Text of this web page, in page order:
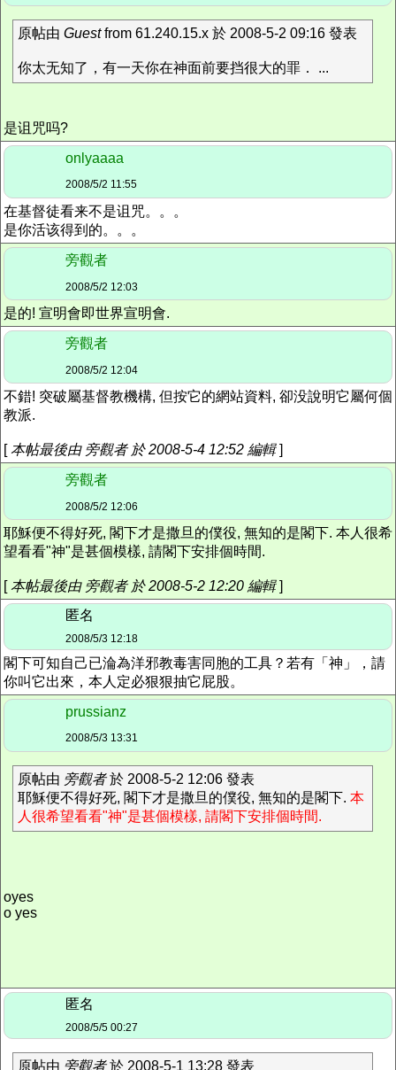
原帖由 Guestfrom 61.240.15.x 於 2008-5-2 09:16 發表
你太无知了，有一天你在神面前要挡很大的罪． ...
是诅咒吗?
onlyaaaa
2008/5/2 11:55
在基督徒看来不是诅咒。。。
是你活该得到的。。。
旁觀者
2008/5/2 12:03
是的! 宣明會即世界宣明會.
旁觀者
2008/5/2 12:04
不錯! 突破屬基督教機構, 但按它的網站資料, 卻没說明它屬何個
教派.
[本帖最後由 旁觀者 於 2008-5-4 12:52 編輯]
旁觀者
2008/5/2 12:06
耶穌便不得好死, 閣下才是撒旦的僕役, 無知的是閣下. 本人很希
望看看"神"是甚個模樣, 請閣下安排個時間.
[本帖最後由 旁觀者 於 2008-5-2 12:20 編輯]
匿名
2008/5/3 12:18
閣下可知自己已淪為洋邪教毒害同胞的工具？若有「神」，請
你叫它出來，本人定必狠狠抽它屁股。
prussianz
2008/5/3 13:31
原帖由 旁觀者於 2008-5-2 12:06 發表
耶穌便不得好死, 閣下才是撒旦的僕役, 無知的是閣下. 本
人很希望看看"神"是甚個模樣, 請閣下安排個時間.
oyes
o yes
匿名
2008/5/5 00:27
原帖由 旁觀者於 2008-5-1 13:28 發表